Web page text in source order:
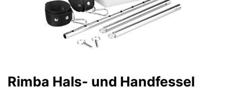
Rimba Hals- und Handfessel